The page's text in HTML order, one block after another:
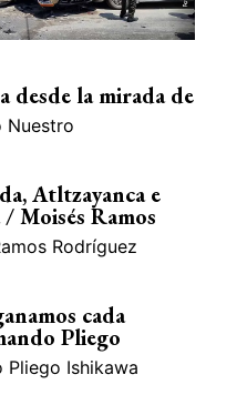
desde la mirada de
Nuestro
Atltzayanca e
Moisés Ramos
Rodríguez
cada
Pliego
Pliego Ishikawa